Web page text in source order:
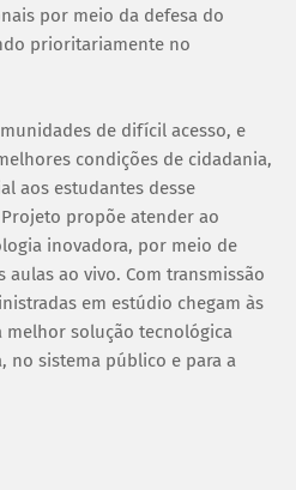
por meio da defesa do
prioritariamente no
de difícil acesso, e
condições de cidadania,
aos estudantes desse
propõe atender ao
inovadora, por meio de
aulas ao vivo. Com transmissão
em estúdio chegam às
melhor solução tecnológica
no sistema público e para a